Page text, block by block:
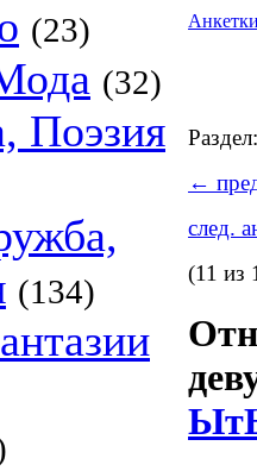
(23)
(32)
Поэзия
(134)
←
след.
(11 из